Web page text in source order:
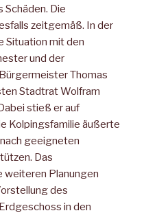
Die
zeitgemäß. In der
Situation mit den
und der
Thomas
Stadtrat Wolfram
stieß er auf
Kolpingsfamilie äußerte
geeigneten
Das
weiteren Planungen
des
in den